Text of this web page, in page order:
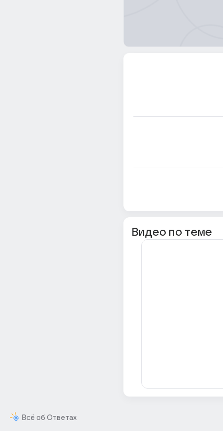
Всё об Ответах
Видео по теме